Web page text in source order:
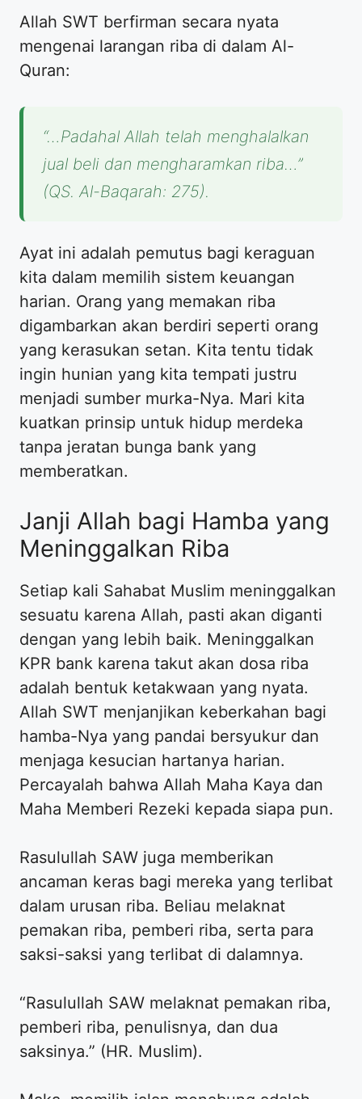
Allah SWT berfirman secara nyata
mengenai larangan riba di dalam Al-
Quran:
“…Padahal Allah telah menghalalkan
jual beli dan mengharamkan riba…”
(QS. Al-Baqarah: 275).
Ayat ini adalah pemutus bagi keraguan
kita dalam memilih sistem keuangan
harian. Orang yang memakan riba
digambarkan akan berdiri seperti orang
yang kerasukan setan. Kita tentu tidak
ingin hunian yang kita tempati justru
menjadi sumber murka-Nya. Mari kita
kuatkan prinsip untuk hidup merdeka
tanpa jeratan bunga bank yang
memberatkan.
Janji Allah bagi Hamba yang
Meninggalkan Riba
Setiap kali Sahabat Muslim meninggalkan
sesuatu karena Allah, pasti akan diganti
dengan yang lebih baik. Meninggalkan
KPR bank karena takut akan dosa riba
adalah bentuk ketakwaan yang nyata.
Allah SWT menjanjikan keberkahan bagi
hamba-Nya yang pandai bersyukur dan
menjaga kesucian hartanya harian.
Percayalah bahwa Allah Maha Kaya dan
Maha Memberi Rezeki kepada siapa pun.
Rasulullah SAW juga memberikan
ancaman keras bagi mereka yang terlibat
dalam urusan riba. Beliau melaknat
pemakan riba, pemberi riba, serta para
saksi-saksi yang terlibat di dalamnya.
“Rasulullah SAW melaknat pemakan riba,
pemberi riba, penulisnya, dan dua
saksinya.” (HR. Muslim).